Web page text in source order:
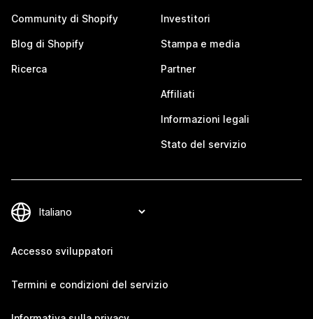
Community di Shopify
Blog di Shopify
Ricerca
Investitori
Stampa e media
Partner
Affiliati
Informazioni legali
Stato del servizio
Accesso sviluppatori
Termini e condizioni del servizio